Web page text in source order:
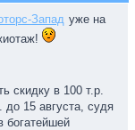
Запад уже на
скидку в 100 т.р.
до 15 августа, судя
богатейшей